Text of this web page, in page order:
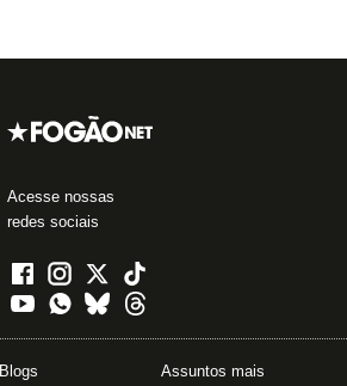
Acesse nossas
redes sociais
Blogs
Assuntos mais